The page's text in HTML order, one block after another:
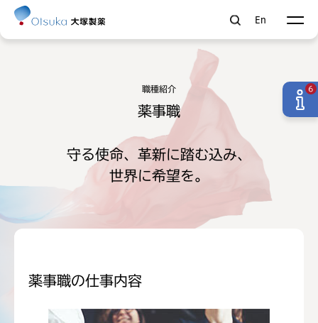
En
職種紹介
薬事職
守る使命、革新に踏む込み、
世界に希望を。
薬事職の仕事内容
6